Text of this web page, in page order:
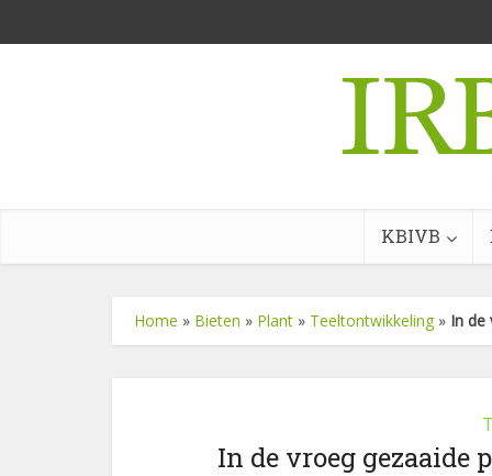
KBIVB
Home » Bieten » Plant » Teeltontwikkeling » In de
In de vroeg gezaaide